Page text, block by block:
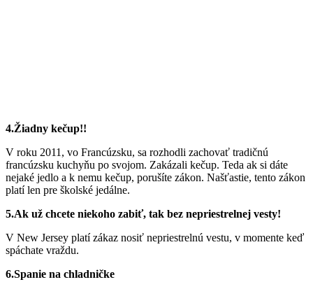
4.Žiadny kečup!!
V roku 2011, vo Francúzsku, sa rozhodli zachovať tradičnú
francúzsku kuchyňu po svojom. Zakázali kečup. Teda ak si dáte
nejaké jedlo a k nemu kečup, porušíte zákon. Našťastie, tento zákon
platí len pre školské jedálne.
5.Ak už chcete niekoho zabiť, tak bez nepriestrelnej vesty!
V New Jersey platí zákaz nosiť nepriestrelnú vestu, v momente keď
spáchate vraždu.
6.Spanie na chladničke